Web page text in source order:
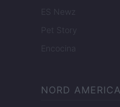
ES Newz
Pet Story
Encocina
NORD AMERICA